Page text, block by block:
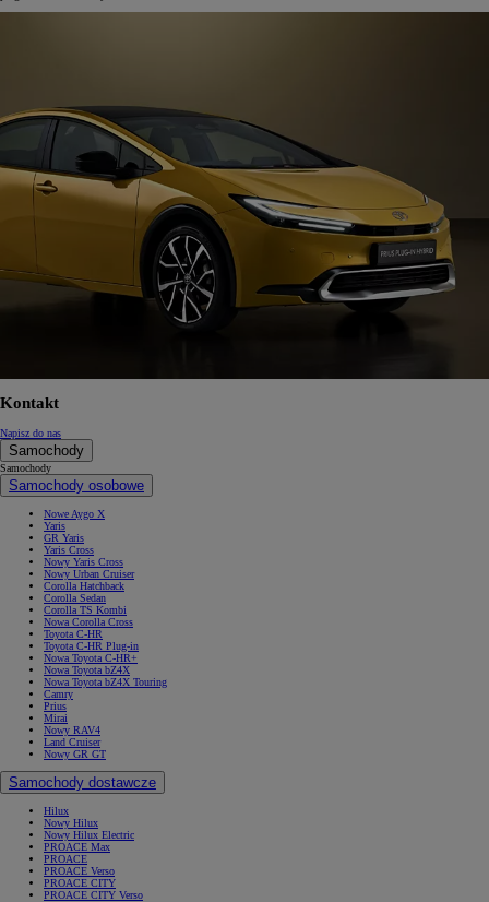
Kontakt
Napisz do nas
Samochody
Samochody
Samochody osobowe
Nowe Aygo X
Yaris
GR Yaris
Yaris Cross
Nowy Yaris Cross
Nowy Urban Cruiser
Corolla Hatchback
Corolla Sedan
Corolla TS Kombi
Nowa Corolla Cross
Toyota C-HR
Toyota C-HR Plug-in
Nowa Toyota C-HR+
Nowa Toyota bZ4X
Nowa Toyota bZ4X Touring
Camry
Prius
Mirai
Nowy RAV4
Land Cruiser
Nowy GR GT
Samochody dostawcze
Hilux
Nowy Hilux
Nowy Hilux Electric
PROACE Max
PROACE
PROACE Verso
PROACE CITY
PROACE CITY Verso